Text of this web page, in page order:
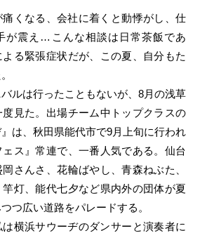
痛くなる、会社に着くと動悸がし、仕
が震え…こんな相談は日常茶飯であ
よる緊張症状だが、この夏、自分もた
ルは行ったこともないが、8月の浅草
度見た。出場チーム中トップクラスの
』は、秋田県能代市で9月上旬に行われ
ェス』常連で、一番人気である。仙台
さんさ、花輪ばやし、青森ねぶた、
灯、能代七夕など県内外の団体が夏
つ広い道路をパレードする。
横浜サウーヂのダンサーと演奏者に